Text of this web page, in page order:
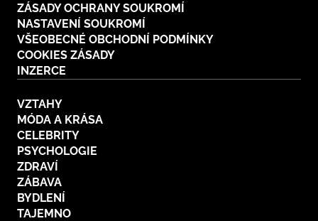
ZÁSADY OCHRANY SOUKROMÍ
NASTAVENÍ SOUKROMÍ
VŠEOBECNÉ OBCHODNÍ PODMÍNKY
COOKIES ZÁSADY
INZERCE
VZTAHY
MÓDA A KRÁSA
CELEBRITY
PSYCHOLOGIE
ZDRAVÍ
ZÁBAVA
BYDLENÍ
TAJEMNO